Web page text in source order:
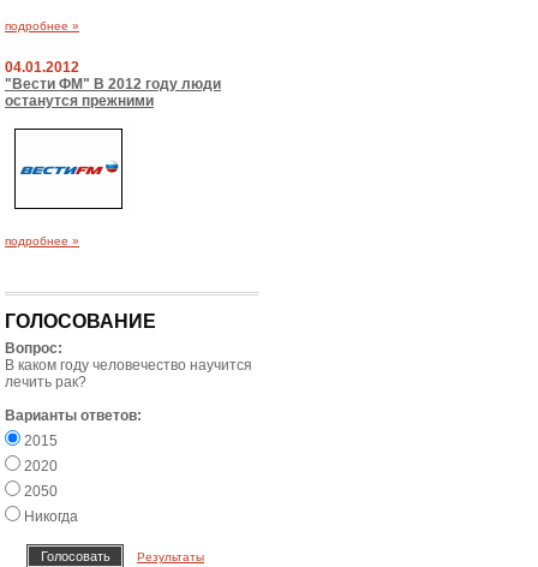
подробнее »
04.01.2012
"Вести ФМ" В 2012 году люди
останутся прежними
подробнее »
ГОЛОСОВАНИЕ
Вопрос:
В каком году человечество научится
лечить рак?
Варианты ответов:
2015
2020
2050
Никогда
Результаты